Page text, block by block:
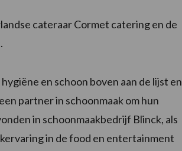
cateraar Cormet catering en de
en schoon boven aan de lijst en
partner in schoonmaak om hun
in schoonmaakbedrijf Blinck, als
in de food en entertainment